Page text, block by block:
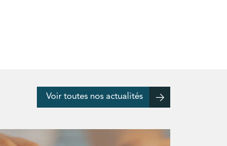
Voir toutes nos actualités